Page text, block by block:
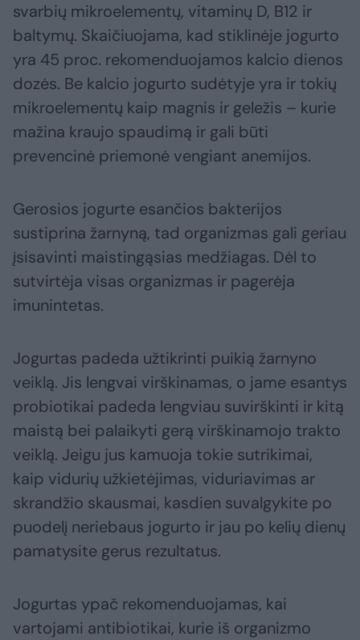
svarbių mikroelementų, vitaminų D, B12 ir
baltymų. Skaičiuojama, kad stiklinėje jogurto
yra 45 proc. rekomenduojamos kalcio dienos
dozės. Be kalcio jogurto sudėtyje yra ir tokių
mikroelementų kaip magnis ir geležis – kurie
mažina kraujo spaudimą ir gali būti
prevencinė priemonė vengiant anemijos.
Gerosios jogurte esančios bakterijos
sustiprina žarnyną, tad organizmas gali geriau
įsisavinti maistingąsias medžiagas. Dėl to
sutvirtėja visas organizmas ir pagerėja
imunintetas.
Jogurtas padeda užtikrinti puikią žarnyno
veiklą. Jis lengvai virškinamas, o jame esantys
probiotikai padeda lengviau suvirškinti ir kitą
maistą bei palaikyti gerą virškinamojo trakto
veiklą. Jeigu jus kamuoja tokie sutrikimai,
kaip vidurių užkietėjimas, viduriavimas ar
skrandžio skausmai, kasdien suvalgykite po
puodelį neriebaus jogurto ir jau po kelių dienų
pamatysite gerus rezultatus.
Jogurtas ypač rekomenduojamas, kai
vartojami antibiotikai, kurie iš organizmo